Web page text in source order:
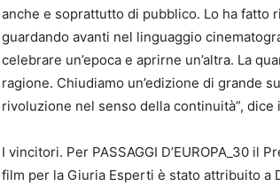
anche e soprattutto di pubblico. Lo ha fatto
guardando avanti nel linguaggio
celebrare un’epoca e aprirne un’altra. La
ragione. Chiudiamo un’edizione di grande
rivoluzione nel senso della continuità”,
I vincitori. Per PASSAGGI D’EUROPA_30 il
film per la Giuria Esperti è stato attribuito a